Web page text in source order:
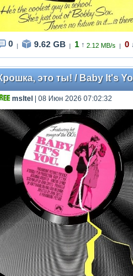
0 9.62 GB 1 ↑ 2.12 MB/s 0
это ты! / Baby It's
msltel | 08 Июн 2026 07:02:32